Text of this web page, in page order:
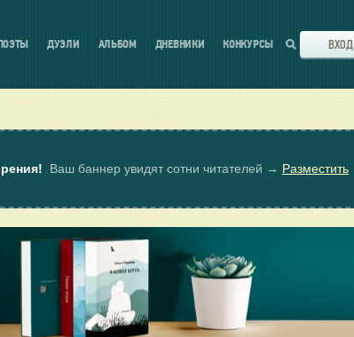
ПОЭТЫ ДУЭЛИ АЛЬБОМ ДНЕВНИКИ КОНКУРСЫ ВХОД
Ваш баннер увидят сотни читателей → Разместить